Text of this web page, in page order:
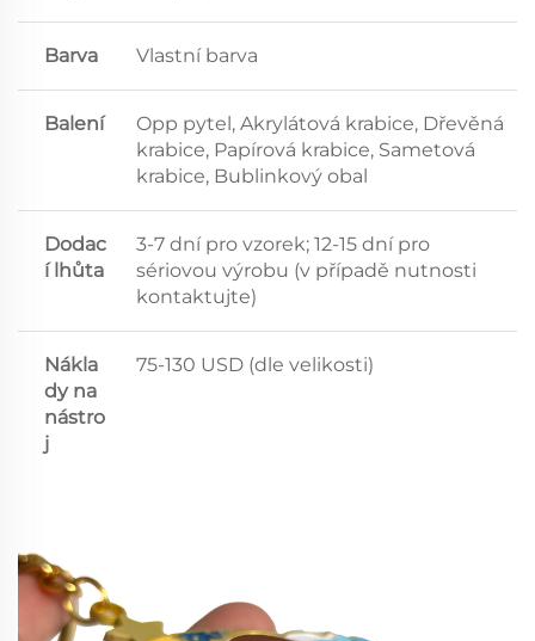
Barva Vlastní barva
Balení
Opp pytel, Akrylátová krabice, Dřevěná
krabice, Papírová krabice, Sametová
krabice, Bublinkový obal
Dodac
í lhůta
3-7 dní pro vzorek; 12-15 dní pro
sériovou výrobu (v případě nutnosti
kontaktujte)
Nákla
dy na
nástro
j
75-130 USD (dle velikosti)